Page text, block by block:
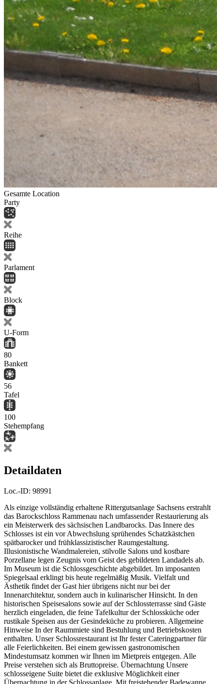
Gesamte Location
Party
Reihe
Parlament
Block
U-Form
80
Bankett
56
Tafel
100
Stehempfang
Detaildaten
Loc.-ID: 98991
Als einzige vollständig erhaltene Rittergutsanlage Sachsens erstrahlt
das Barockschloss Rammenau nach umfassender Restaurierung als
ein Meisterwerk des sächsischen Landbarocks. Das Innere des
Schlosses ist ein vor Abwechslung sprühendes Schatzkästchen
spätbarocker und frühklassizistischer Raumgestaltung.
Illusionistische Wandmalereien, stilvolle Salons und kostbare
Porzellane legen Zeugnis vom Geist des gebildeten Landadels ab.
Im Museum ist die Schlossgeschichte abgebildet. Im imposanten
Spiegelsaal erklingt bis heute regelmäßig Musik. Vielfalt und
Ästhetik findet der Gast hier übrigens nicht nur bei der
Innenarchitektur, sondern auch in kulinarischer Hinsicht. In den
historischen Speisesalons sowie auf der Schlossterrasse sind Gäste
herzlich eingeladen, die feine Tafelkultur der Schlossküche oder
rustikale Speisen aus der Gesindeküche zu probieren. Allgemeine
Hinweise In der Raummiete sind Bestuhlung und Betriebskosten
enthalten. Unser Schlossrestaurant ist Ihr fester Cateringpartner für
alle Feierlichkeiten. Bei einem gewissen gastronomischen
Mindestumsatz kommen wir Ihnen im Mietpreis entgegen. Alle
Preise verstehen sich als Bruttopreise. Übernachtung Unsere
schlosseigene Suite bietet die exklusive Möglichkeit einer
Übernachtung in der Schlossanlage. Mit freistehender Badewanne,